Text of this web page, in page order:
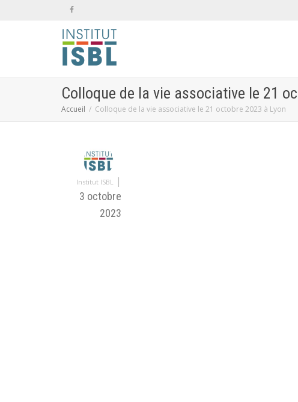
Colloque de la vie associative le 21
Accueil Colloque de la vie associative le 21 octobre 2023 à Lyon
Institut ISBL |
3 octobre
2023